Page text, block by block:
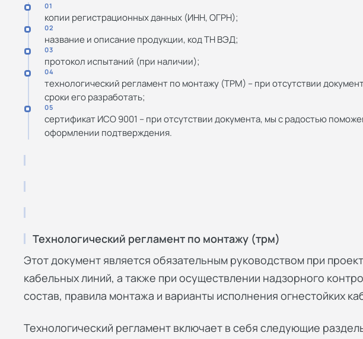
01
копии регистрационных данных (ИНН, ОГРН);
02
название и описание продукции, код ТН ВЭД;
03
протокол испытаний (при наличии);
04
технологический регламент по монтажу (ТРМ) – при отсутствии
сроки его разработать;
05
сертификат ИСО 9001 – при отсутствии документа, мы с радостью
оформлении подтверждения.
Технологический регламент по монтажу (трм)
Этот документ является обязательным руководством при
кабельных линий, а также при осуществлении надзорного
состав, правила монтажа и варианты исполнения огнестойких
Технологический регламент включает в себя следующие